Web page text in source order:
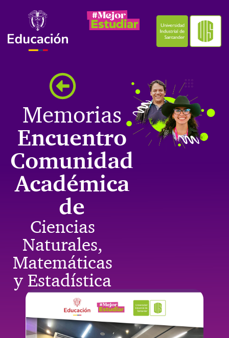
Memorias
Encuentro
Comunidad
Académica
de
Ciencias
Naturales,
Matemáticas
y Estadística